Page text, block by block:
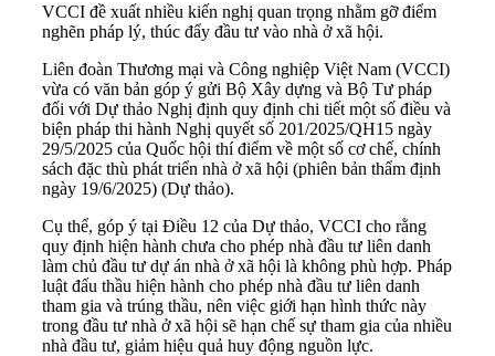
VCCI đề xuất nhiều kiến nghị quan trọng nhằm gỡ điểm
nghẽn pháp lý, thúc đẩy đầu tư vào nhà ở xã hội.
Liên đoàn Thương mại và Công nghiệp Việt Nam (VCCI)
vừa có văn bản góp ý gửi Bộ Xây dựng và Bộ Tư pháp
đối với Dự thảo Nghị định quy định chi tiết một số điều và
biện pháp thi hành Nghị quyết số 201/2025/QH15 ngày
29/5/2025 của Quốc hội thí điểm về một số cơ chế, chính
sách đặc thù phát triển nhà ở xã hội (phiên bản thẩm định
ngày 19/6/2025) (Dự thảo).
Cụ thể, góp ý tại Điều 12 của Dự thảo, VCCI cho rằng
quy định hiện hành chưa cho phép nhà đầu tư liên danh
làm chủ đầu tư dự án nhà ở xã hội là không phù hợp. Pháp
luật đấu thầu hiện hành cho phép nhà đầu tư liên danh
tham gia và trúng thầu, nên việc giới hạn hình thức này
trong đầu tư nhà ở xã hội sẽ hạn chế sự tham gia của nhiều
nhà đầu tư, giảm hiệu quả huy động nguồn lực.